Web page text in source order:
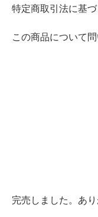
特定商取引法に基
この商品について
完売しました。あ